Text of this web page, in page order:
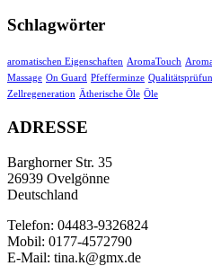
Schlagwörter
aromatischen Eigenschaften AromaTouch
Massage On Guard Pfefferminze
Zellregeneration Ätherische Öle Öle
ADRESSE
Barghorner Str. 35
26939 Ovelgönne
Deutschland
Telefon: 04483-9326824
Mobil: 0177-4572790
E-Mail: tina.k@gmx.de